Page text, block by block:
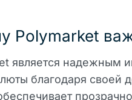
Polymarket
является надежным
благодаря своей